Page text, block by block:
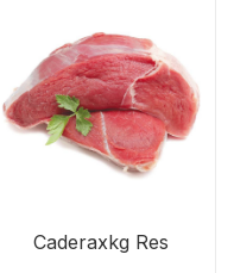
Caderaxkg Res